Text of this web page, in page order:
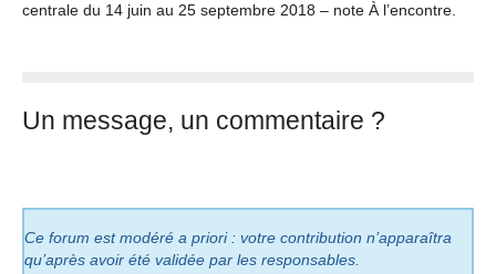
centrale du 14 juin au 25 septembre 2018 – note À l’encontre.
Un message, un commentaire ?
Ce forum est modéré a priori : votre contribution n’apparaîtra
qu’après avoir été validée par les responsables.